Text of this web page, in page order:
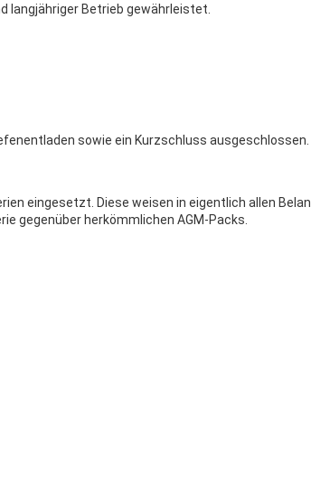
langjähriger Betrieb gewährleistet.
sowie ein Kurzschluss ausgeschlossen.
eingesetzt. Diese weisen in eigentlich allen
gegenüber herkömmlichen AGM-Packs.